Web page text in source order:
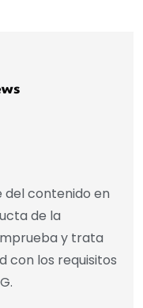
del contenido en
de la
y trata
con los requisitos